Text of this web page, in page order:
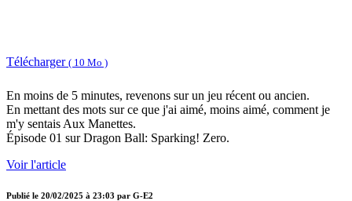
Télécharger ( 10 Mo )
En moins de 5 minutes, revenons sur un jeu récent ou ancien.
En mettant des mots sur ce que j'ai aimé, moins aimé, comment je
m'y sentais Aux Manettes.
Épisode 01 sur Dragon Ball: Sparking! Zero.
Voir l'article
Publié le 20/02/2025 à 23:03 par G-E2